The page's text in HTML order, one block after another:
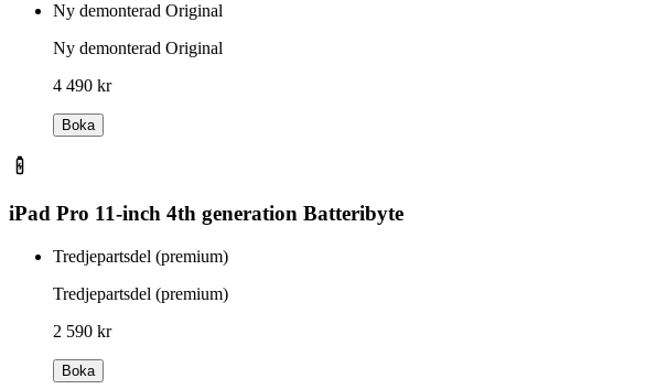
Ny demonterad Original
Ny demonterad Original
4 490 kr
Boka
iPad Pro 11-inch 4th generation Batteribyte
Tredjepartsdel (premium)
Tredjepartsdel (premium)
2 590 kr
Boka